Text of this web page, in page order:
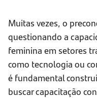
Muitas vezes, o
questionando a
feminina em setores
como tecnologia ou
é fundamental
buscar capacitação